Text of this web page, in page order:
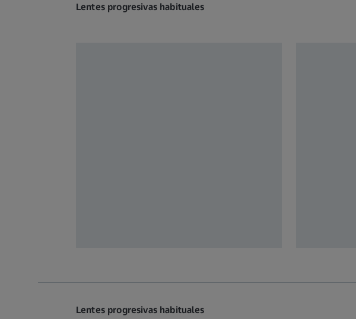
Lentes progresivas habituales
Lentes progresivas habituales